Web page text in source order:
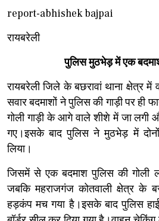
report-abhishek bajpai
रायबरेली
पुलिस मुठभेड़ में एक
रायबरेली जिले के बछरावां थाना क्षेत्र में
सवार बदमाशों ने पुलिस की गाड़ी पर ही
गोली गाड़ी के आगे वाले शीशे में जा लगी
गए।इसके बाद पुलिस ने मुठभेड़ में दोनों
लिया।
जिसमें से एक बदमाश पुलिस की गोली
जबकि महराजगंज कोतवाली क्षेत्र के
हड़कंप मच गया है।इसके बाद पुलिस